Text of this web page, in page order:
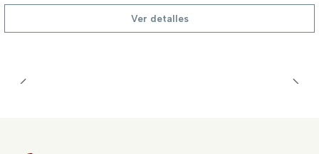
Ver detalles